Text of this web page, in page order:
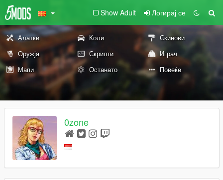
Show Adult Логирај се
Алатки Коли
Скинови
Оружја
Скрипти
Играч
Мапи
Останато Повеќе
0zone